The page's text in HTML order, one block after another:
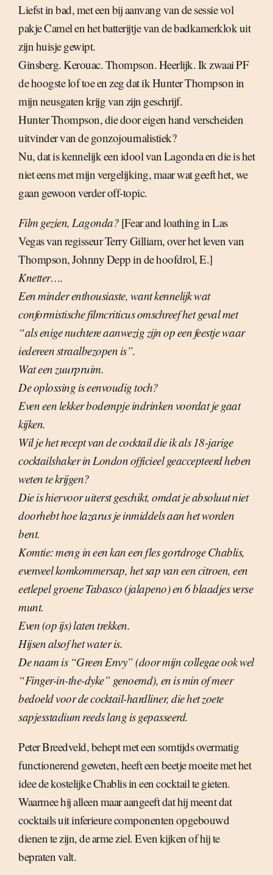
Liefst in bad, met een bij aanvang van de sessie vol
pakje Camel en het batterijtje van de badkamerklok uit
zijn huisje gewipt.
Ginsberg. Kerouac. Thompson. Heerlijk. Ik zwaai PF
de hoogste lof toe en zeg dat ik Hunter Thompson in
mijn neusgaten krijg van zijn geschrijf.
Hunter Thompson, die door eigen hand verscheiden
uitvinder van de gonzojournalistiek?
Nu, dat is kennelijk een idool van Lagonda en die is het
niet eens met mijn vergelijking, maar wat geeft het, we
gaan gewoon verder off-topic.
Film gezien, Lagonda? [Fear and loathing in Las
Vegas van regisseur Terry Gilliam, over het leven van
Thompson, Johnny Depp in de hoofdrol, E.]
Knetter….
Een minder enthousiaste, want kennelijk wat
conformistische filmcriticus omschreef het geval met
“als enige nuchtere aanwezig zijn op een feestje waar
iedereen straalbezopen is”.
Wat een zuurpruim.
De oplossing is eenvoudig toch?
Even een lekker bodempje indrinken voordat je gaat
kijken.
Wil je het recept van de cocktail die ik als 18-jarige
cocktailshaker in London officieel geaccepteerd heben
weten te krijgen?
Die is hiervoor uiterst geschikt, omdat je absoluut niet
doorhebt hoe lazarus je inmiddels aan het worden
bent.
Komtie: meng in een kan een fles gortdroge Chablis,
evenveel komkommersap, het sap van een citroen, een
eetlepel groene Tabasco (jalapeno) en 6 blaadjes verse
munt.
Even (op ijs) laten trekken.
Hijsen alsof het water is.
De naam is “Green Envy” (door mijn collegae ook wel
“Finger-in-the-dyke” genoemd), en is min of meer
bedoeld voor de cocktail-hardliner, die het zoete
sapjesstadium reeds lang is gepasseerd.
Peter Breedveld, behept met een somtijds overmatig
functionerend geweten, heeft een beetje moeite met het
idee de kostelijke Chablis in een cocktail te gieten.
Waarmee hij alleen maar aangeeft dat hij meent dat
cocktails uit inferieure componenten opgebouwd
dienen te zijn, de arme ziel. Even kijken of hij te
bepraten valt.